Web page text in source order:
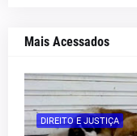
Mais Acessados
DIREITO E JUSTIÇA